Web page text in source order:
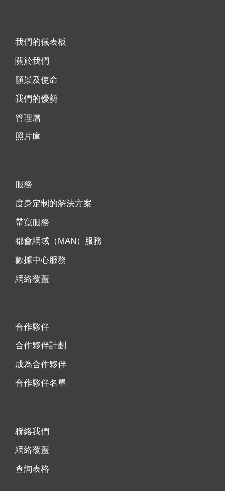
我們的儀表板
關於我們
願景及使命
我們的優勢
管理層
照片庫
服務
度身定制的解決方案
帶寬服務
都會網域（MAN）服務
數據中心服務
網絡覆蓋
合作夥伴
合作夥伴計劃
成為合作夥伴
合作夥伴名單
聯絡我們
網絡覆蓋
查詢表格